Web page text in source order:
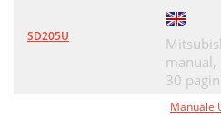
SD205U
manual,
30
Manuale